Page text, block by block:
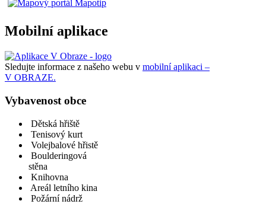
Mobilní aplikace
Sledujte informace z našeho webu v mobilní aplikaci –
V OBRAZE.
Vybavenost obce
Dětská hřiště
Tenisový kurt
Volejbalové hřistě
Boulderingová
stěna
Knihovna
Areál letního kina
Požární nádrž